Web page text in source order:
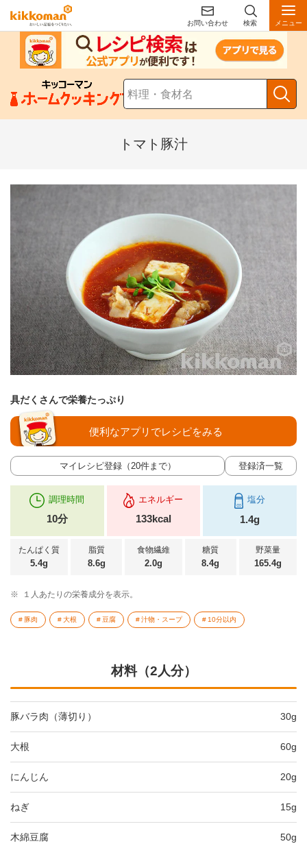
お問い合わせ 検索 メニュー
トマト豚汁
具だくさんで栄養たっぷり
マイレシピ登録（20件まで） 登録済一覧
便利なアプリでレシピをみる
調理時間
10分
エネルギー
133kcal
塩分
1.4g
たんぱく質
5.4g
脂質
8.6g
食物繊維
2.0g
糖質
8.4g
野菜量
165.4g
※ １人あたりの栄養成分を表示。
豚肉 大根 豆腐 汁物・スープ 10分以内
材料（2人分）
豚バラ肉（薄切り） 30g
大根 60g
にんじん 20g
ねぎ 15g
木綿豆腐 50g